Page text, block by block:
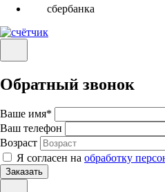
сбербанка
Обратный звонок
Ваше имя*
Ваш телефон
Возраст
Я согласен на обработку